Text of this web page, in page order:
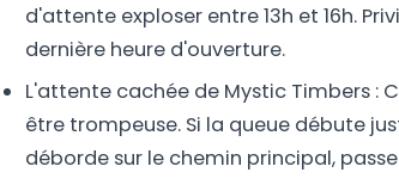
d'attente exploser entre 13h et 16h.
dernière heure d'ouverture.
L'attente cachée de Mystic Timbers :
être trompeuse. Si la queue débute
déborde sur le chemin principal,